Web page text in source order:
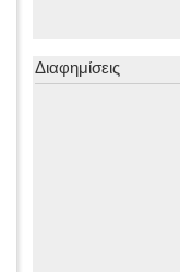
Διαφημίσεις